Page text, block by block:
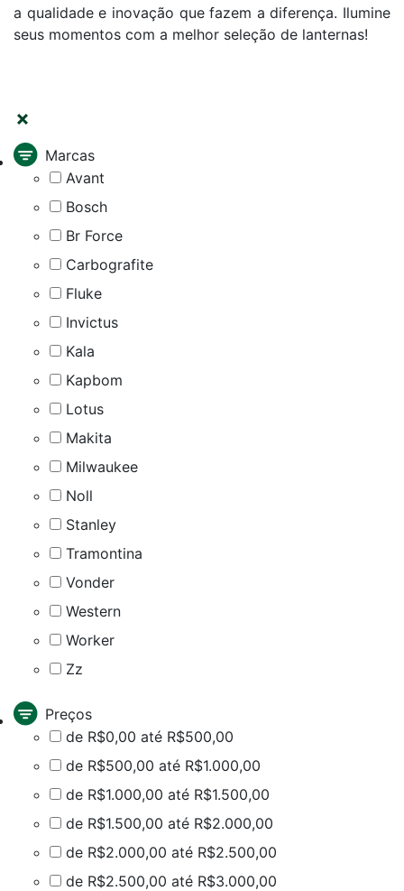
a qualidade e inovação que fazem a diferença. Ilumine
seus momentos com a melhor seleção de lanternas!
Marcas
Avant
Bosch
Br Force
Carbografite
Fluke
Invictus
Kala
Kapbom
Lotus
Makita
Milwaukee
Noll
Stanley
Tramontina
Vonder
Western
Worker
Zz
Preços
de R$0,00 até R$500,00
de R$500,00 até R$1.000,00
de R$1.000,00 até R$1.500,00
de R$1.500,00 até R$2.000,00
de R$2.000,00 até R$2.500,00
de R$2.500,00 até R$3.000,00